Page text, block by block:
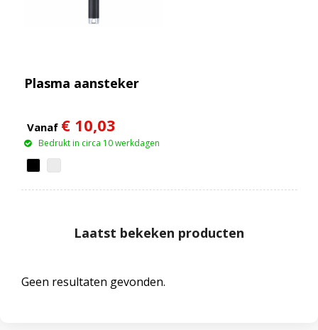
Plasma aansteker
Vanaf € 10,03
Bedrukt in circa 10 werkdagen
Laatst bekeken producten
Geen resultaten gevonden.